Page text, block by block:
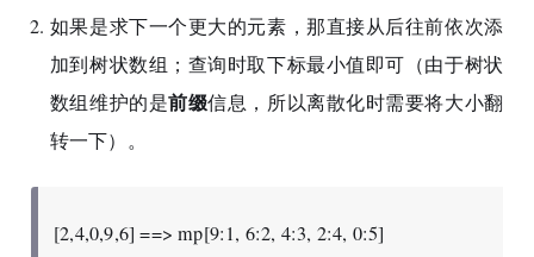
如果是求下一个更大的元素，那直接从后往前依次添
加到树状数组；查询时取下标最小值即可（由于树状
数组维护的是前缀信息，所以离散化时需要将大小翻
转一下）。
[2,4,0,9,6] ==> mp[9:1, 6:2, 4:3, 2:4, 0:5]